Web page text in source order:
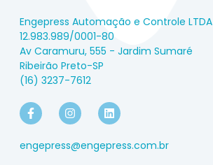
Engepress Automação e Controle LTDA
12.983.989/0001-80
Av Caramuru, 555 - Jardim Sumaré
Ribeirão Preto-SP
(16) 3237-7612
engepress@engepress.com.br